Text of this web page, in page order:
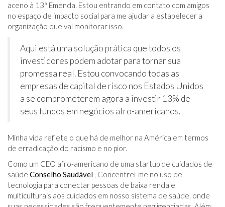
aceno à 13ª Emenda. Estou entrando em contato com amigos
no espaço de impacto social para me ajudar a estabelecer a
organização que vai monitorar isso.
Aqui está uma solução prática que todos os
investidores podem adotar para tornar sua
promessa real. Estou convocando todas as
empresas de capital de risco nos Estados Unidos
a se comprometerem agora a investir 13% de
seus fundos em negócios afro-americanos.
Minha vida reflete o que há de melhor na América em termos
de erradicação do racismo e no pior.
Como um CEO afro-americano de uma startup de cuidados de
saúde Conselho Saudável , Concentrei-me no uso de
tecnologia para conectar pessoas de baixa renda e
multiculturais aos cuidados em nosso sistema de saúde, onde